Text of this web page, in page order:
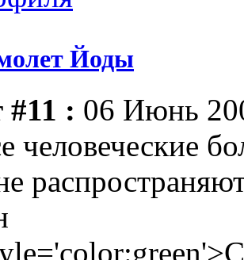
Йоды
#11 : 06 Июнь
человеческие